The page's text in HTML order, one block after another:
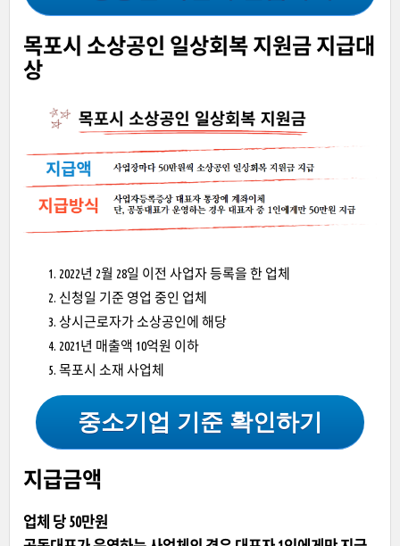
목포시 소상공인 일상회복 지원금 지급대
상
2022년 2월 28일 이전 사업자 등록을 한 업체
신청일 기준 영업 중인 업체
상시근로자가 소상공인에 해당
2021년 매출액 10억원 이하
목포시 소재 사업체
중소기업 기준 확인하기
지급금액
업체 당 50만원